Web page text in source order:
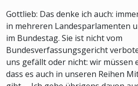
Gottlieb: Das denke ich auch:
in mehreren Landesparlamenten
im Bundestag. Sie ist nicht vom
Bundesverfassungsgericht
uns gefällt oder nicht: wir müssen
dass es auch in unseren Reihen